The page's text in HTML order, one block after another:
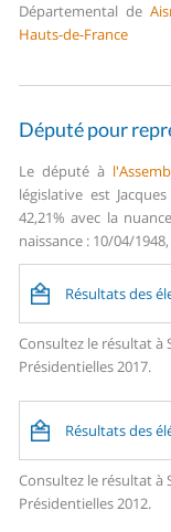
Départemental de
Hauts-de-France
Député pour
Le député à
législative est
42,21% avec la
naissance : 10/04/
Résultats des
Consultez le résultat à
Présidentielles 2017.
Résultats des
Consultez le résultat à
Présidentielles 2012.